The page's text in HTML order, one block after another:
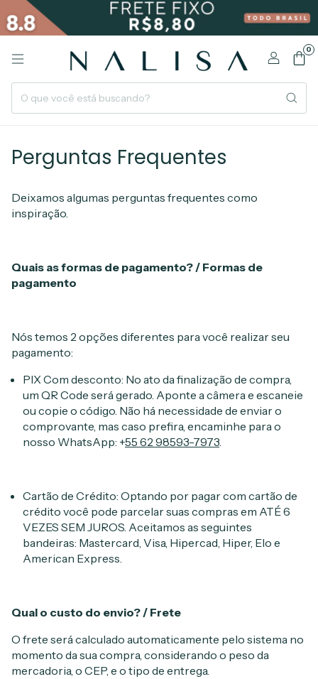
0
Perguntas Frequentes
Deixamos algumas perguntas frequentes como
inspiração.
Quais as formas de pagamento? / Formas de
pagamento
Nós temos 2 opções diferentes para você realizar seu
pagamento:
PIX Com desconto: No ato da finalização de compra,
um QR Code será gerado. Aponte a câmera e escaneie
ou copie o código. Não há necessidade de enviar o
comprovante, mas caso prefira, encaminhe para o
nosso WhatsApp: +55 62 98593-7973.
Cartão de Crédito: Optando por pagar com cartão de
crédito você pode parcelar suas compras em ATÉ 6
VEZES SEM JUROS. Aceitamos as seguintes
bandeiras: Mastercard, Visa, Hipercad, Hiper, Elo e
American Express.
Qual o custo do envio? / Frete
O frete será calculado automaticamente pelo sistema no
momento da sua compra, considerando o peso da
mercadoria, o CEP, e o tipo de entrega.